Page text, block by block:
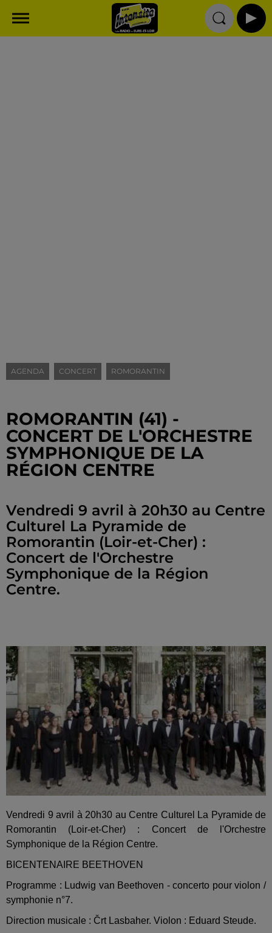
AGENDA CONCERT ROMORANTIN
ROMORANTIN (41) -
CONCERT DE L'ORCHESTRE
SYMPHONIQUE DE LA
RÉGION CENTRE
Vendredi 9 avril à 20h30 au Centre
Culturel La Pyramide de
Romorantin (Loir-et-Cher) :
Concert de l'Orchestre
Symphonique de la Région
Centre.
Vendredi 9 avril à 20h30 au Centre Culturel La Pyramide de
Romorantin (Loir-et-Cher) : Concert de l'Orchestre
Symphonique de la Région Centre.
BICENTENAIRE BEETHOVEN
Programme : Ludwig van Beethoven - concerto pour violon /
symphonie n°7.
Direction musicale : Črt Lasbaher. Violon : Eduard Steude.